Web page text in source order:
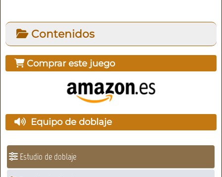
Contenidos
Comprar este juego
Equipo de doblaje
Estudio de doblaje